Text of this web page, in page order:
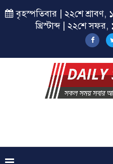
বৃহস্পতিবার | ২২শে
খ্রিস্টাব্দ | ২২শে